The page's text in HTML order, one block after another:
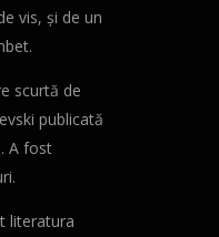
vis, și de un
scurtă de
publicată
A fost
literatura